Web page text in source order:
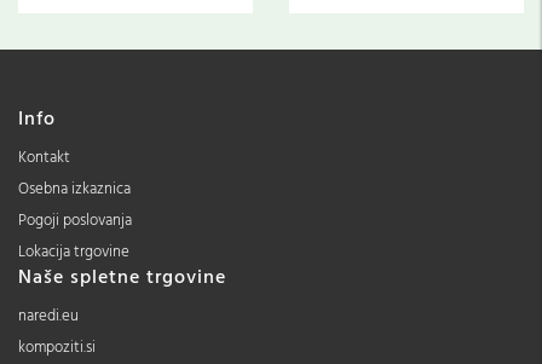
Info
Kontakt
Osebna izkaznica
Pogoji poslovanja
Lokacija trgovine
Naše spletne trgovine
naredi.eu
kompoziti.si